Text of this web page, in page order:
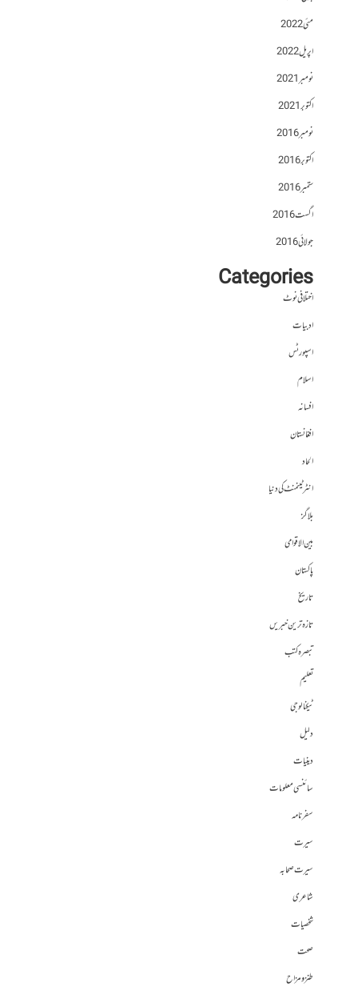
مئی 2022
اپریل 2022
نومبر 2021
اکتوبر 2021
نومبر 2016
اکتوبر 2016
ستمبر 2016
اگست 2016
جولائی 2016
Categories
اختلافی نوٹ
ادبیات
اسپورٹس
اسلام
افسانہ
افغانستان
الحاد
انٹرٹینمنٹ کی دنیا
بلاگز
بین الاقوامی
پاکستان
تاریخ
تازہ ترین خبریں
تبصرہ کتب
تعلیم
ٹیکنالوجی
دلیل
دینیات
سائنسی معلومات
سفرنامہ
سیرت
سیرت صحابہ
شاعری
شخصیات
صحت
طنز و مزاح